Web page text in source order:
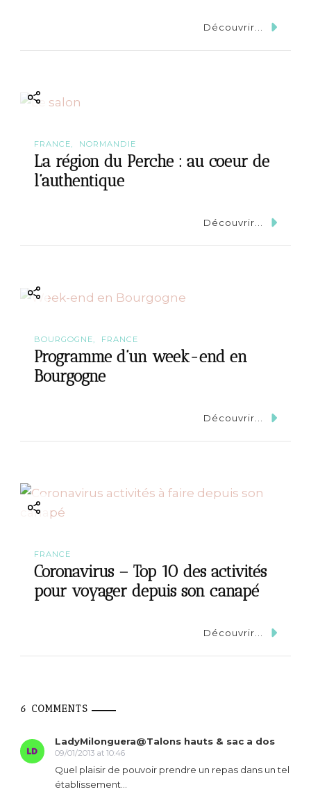
n
Découvrir...
FRANCE NORMANDIE
La région du Perche : au coeur de
l’authentique
Découvrir...
BOURGOGNE FRANCE
Programme d’un week-end en
Bourgogne
Découvrir...
FRANCE
Coronavirus – Top 10 des activités
pour voyager depuis son canapé
Découvrir...
6 COMMENTS
LadyMilonguera@Talons hauts & sac a dos
09/01/2013 at 10:46
Quel plaisir de pouvoir prendre un repas dans un tel
établissement…